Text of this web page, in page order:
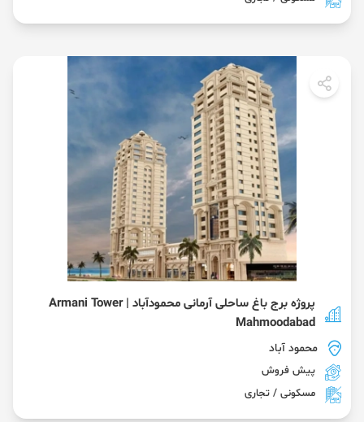
پروژه برج باغ ساحلی آرمانی محمودآباد | Armani Tower
Mahmoodabad
محمود آباد
پیش فروش
مسکونی / تجاری